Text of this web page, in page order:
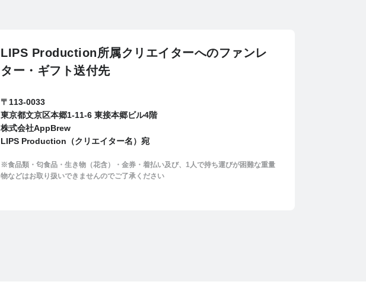
LIPS Production所属クリエイターへのファンレ
ター・ギフト送付先
〒113-0033
東京都文京区本郷1-11-6 東接本郷ビル4階
株式会社AppBrew
LIPS Production（クリエイター名）宛
※食品類・匂食品・生き物（花含）・金券・着払い及び、1人で持ち運びが困難な重量
物などはお取り扱いできませんのでご了承ください